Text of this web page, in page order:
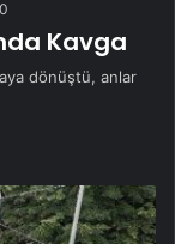
0
Kavga
dönüştü, anlar